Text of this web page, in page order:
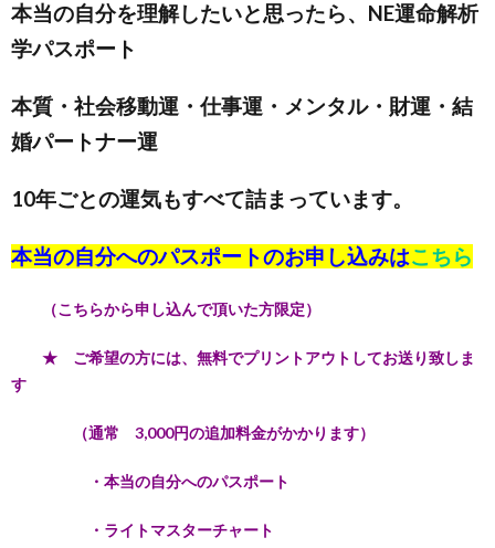
本当の自分を理解したいと思ったら、NE運命解析
学パスポート
本質・社会移動運・仕事運・メンタル・財運・結
婚パートナー運
10年ごとの運気もすべて詰まっています。
本当の自分へのパスポートのお申し込みはこちら
（こちらから申し込んで頂いた方限定）
★ ご希望の方には、無料でプリントアウトしてお送り致しま
す
（通常 3,000円の追加料金がかかります）
・本当の自分へのパスポート
・ライトマスターチャート